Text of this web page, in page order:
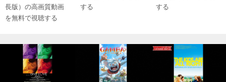
長版）の高画質動画
を無料で視聴する
する
する